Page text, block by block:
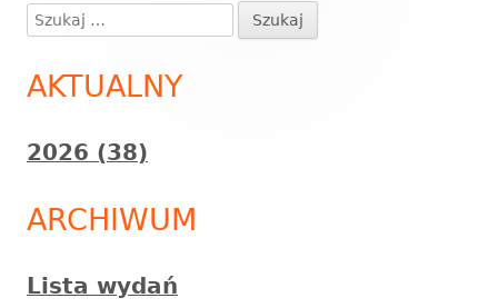
Główny
panel
Szukaj:
AKTUALNY
2026 (38)
ARCHIWUM
Lista wydań